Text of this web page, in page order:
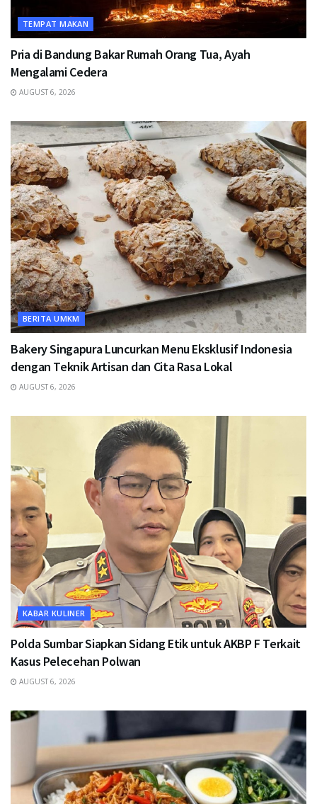
TEMPAT MAKAN
Pria di Bandung Bakar Rumah Orang Tua, Ayah
Mengalami Cedera
AUGUST 6, 2026
BERITA UMKM
Bakery Singapura Luncurkan Menu Eksklusif Indonesia
dengan Teknik Artisan dan Cita Rasa Lokal
AUGUST 6, 2026
KABAR KULINER
Polda Sumbar Siapkan Sidang Etik untuk AKBP F Terkait
Kasus Pelecehan Polwan
AUGUST 6, 2026